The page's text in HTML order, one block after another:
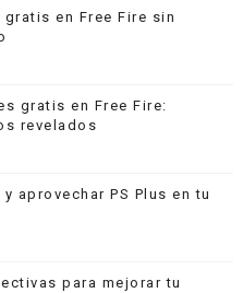
en Free Fire sin
gratis en Free Fire:
revelados
aprovechar PS Plus en tu
para mejorar tu